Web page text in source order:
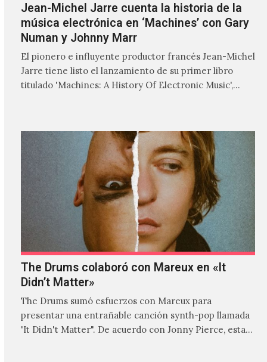
Jean-Michel Jarre cuenta la historia de la
música electrónica en ‘Machines’ con Gary
Numan y Johnny Marr
El pionero e influyente productor francés Jean-Michel
Jarre tiene listo el lanzamiento de su primer libro
titulado 'Machines: A History Of Electronic Music',
The Drums colaboró con Mareux en «It
Didn’t Matter»
The Drums sumó esfuerzos con Mareux para
presentar una entrañable canción synth-pop llamada
'It Didn't Matter". De acuerdo con Jonny Pierce, esta